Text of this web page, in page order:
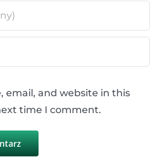
email, and website in this
time I comment.